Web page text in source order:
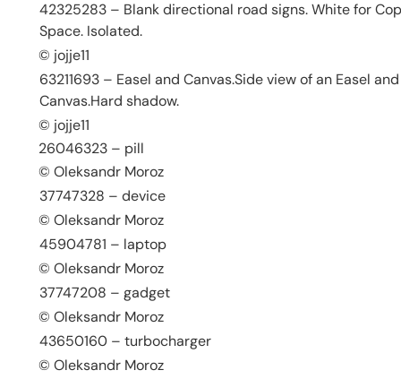
42325283 – Blank directional road signs. White for
Space. Isolated.
© jojje11
63211693 – Easel and Canvas.Side view of an Easel and
Canvas.Hard shadow.
© jojje11
26046323 – pill
© Oleksandr Moroz
37747328 – device
© Oleksandr Moroz
45904781 – laptop
© Oleksandr Moroz
37747208 – gadget
© Oleksandr Moroz
43650160 – turbocharger
© Oleksandr Moroz